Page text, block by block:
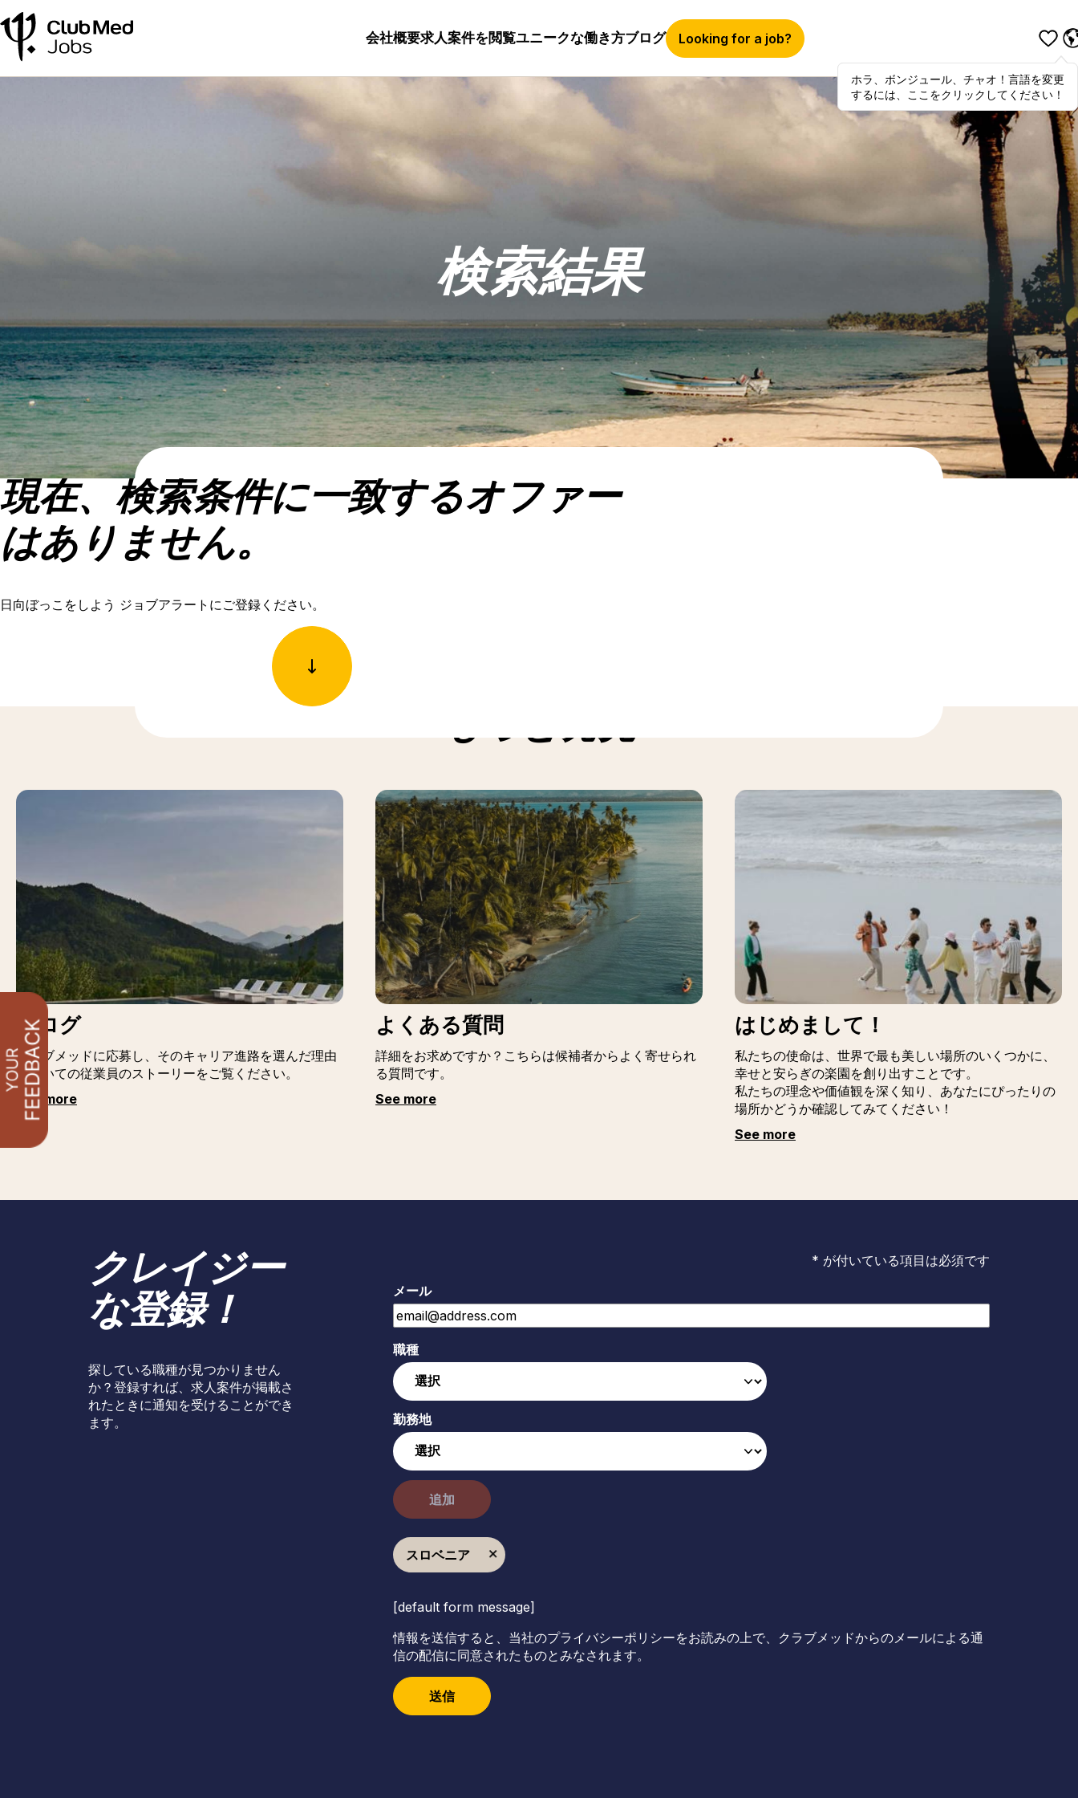
会社概要求人案件を閲覧ユニークな働き方ブログ Looking for a job?
Hola,bonjour, ciao! To switch
languages, click here!
ホラ、ボンジュール、チャオ！言語を変更
するには、ここをクリックしてください！
検索結果
現在、検索条件に一致するオファー
はありません。
日向ぼっこをしよう ジョブアラートにご登録ください。
もっと発見
ブログ
クラブメッドに応募し、そのキャリア進路を選んだ理由
についての従業員のストーリーをご覧ください。
See more
よくある質問
詳細をお求めですか？こちらは候補者からよく寄せられ
る質問です。
See more
はじめまして！
私たちの使命は、世界で最も美しい場所のいくつかに、
幸せと安らぎの楽園を創り出すことです。
私たちの理念や価値観を深く知り、あなたにぴったりの
場所かどうか確認してみてください！
See more
クレイジー
な登録！
探している職種が見つかりません
か？登録すれば、求人案件が掲載さ
れたときに通知を受けることができ
ます。
* が付いている項目は必須です
メール
職種
勤務地
追加
スロベニア
[default form message]
情報を送信すると、当社のプライバシーポリシーをお読みの上で、クラブメッドからのメールによる通
信の配信に同意されたものとみなされます。
送信